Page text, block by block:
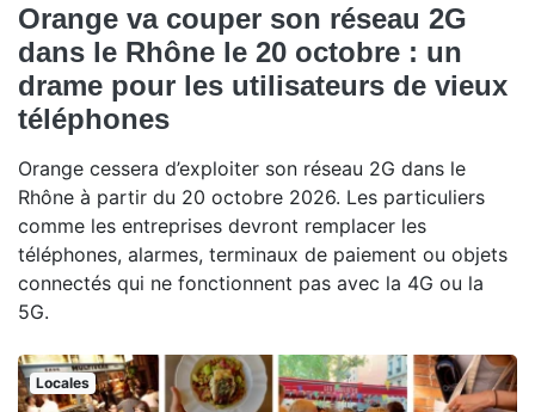
Orange va couper son réseau 2G
dans le Rhône le 20 octobre : un
drame pour les utilisateurs de vieux
téléphones
Orange cessera d’exploiter son réseau 2G dans le
Rhône à partir du 20 octobre 2026. Les particuliers
comme les entreprises devront remplacer les
téléphones, alarmes, terminaux de paiement ou objets
connectés qui ne fonctionnent pas avec la 4G ou la
5G.
Locales